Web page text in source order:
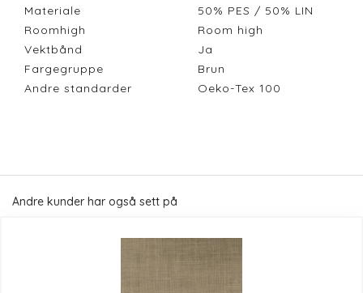
Materiale
50% PES / 50% LIN
Roomhigh
Room high
Vektbånd
Ja
Fargegruppe
Brun
Andre standarder
Oeko-Tex 100
Andre kunder har også sett på